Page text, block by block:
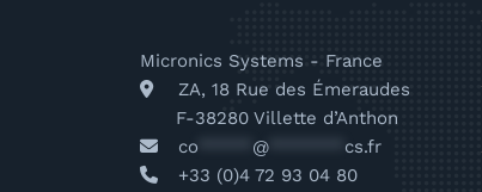
Micronics Systems - France
ZA, 18 Rue des Émeraudes
F-38280 Villette d’Anthon
co
@
cs.fr
+33 (0)4 72 93 04 80